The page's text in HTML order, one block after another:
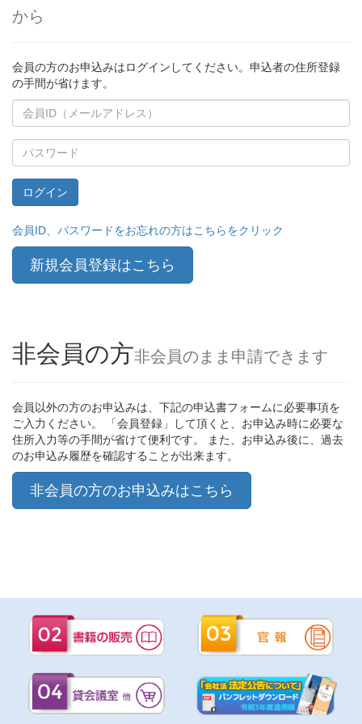
から
会員の方のお申込みはログインしてください。申込者の住所登録
の手間が省けます。
Email
address
Password
ログイン
会員ID、パスワードをお忘れの方はこちらをクリック
新規会員登録はこちら
非会員の方非会員のまま申請できます
会員以外の方のお申込みは、下記の申込書フォームに必要事項を
ご入力ください。 「会員登録」して頂くと、お申込み時に必要な
住所入力等の手間が省けて便利です。 また、お申込み後に、過去
のお申込み履歴を確認することが出来ます。
非会員の方のお申込みはこちら